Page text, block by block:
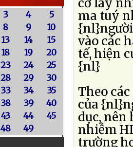
3 4
5
8 9
10
13 14
15
18 19
20
23 24
25
28 29
30
33 34
35
38 39
40
43 44
45
48 49
cơ lây
ma tuý
vào các
tế, hiện
{nl}
Theo
của
dục, nên
nhiễm
trường